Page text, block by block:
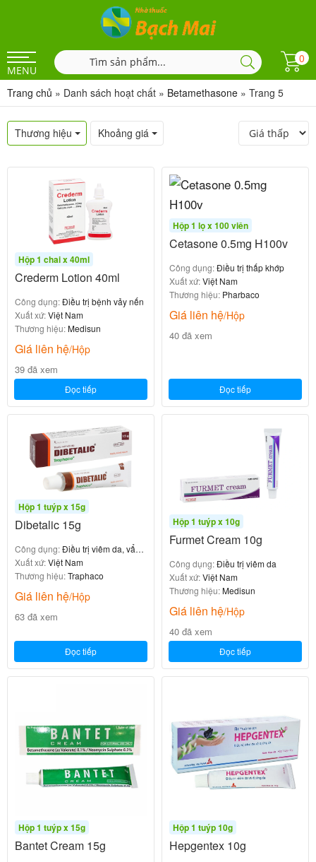
MENU
0
Trang chủ » Danh sách hoạt chất » Betamethasone » Trang 5
Thương hiệu Khoảng giá
Hộp 1 chai x 40ml
Crederm Lotion 40ml
Công dụng:Điều trị bệnh vảy nến
Xuất xứ:Việt Nam
Thương hiệu:Medisun
Giá liên hệ/Hộp
39 đã xem
Đọc tiếp
Hộp 1 lọ x 100 viên
Cetasone 0.5mg H100v
Công dụng:Điều trị thấp khớp
Xuất xứ:Việt Nam
Thương hiệu: Pharbaco
Giá liên hệ/Hộp
40 đã xem
Đọc tiếp
Hộp 1 tuýp x 15g
Dibetalic 15g
Công dụng:Điều trị viêm da, vẩy
nến, eczema
Xuất xứ:Việt Nam
Thương hiệu:Traphaco
Giá liên hệ/Hộp
63 đã xem
Đọc tiếp
Hộp 1 tuýp x 10g
Furmet Cream 10g
Công dụng:Điều trị viêm da
Xuất xứ:Việt Nam
Thương hiệu:Medisun
Giá liên hệ/Hộp
40 đã xem
Đọc tiếp
Hộp 1 tuýp x 15g
Bantet Cream 15g
Hộp 1 tuýp 10g
Hepgentex 10g